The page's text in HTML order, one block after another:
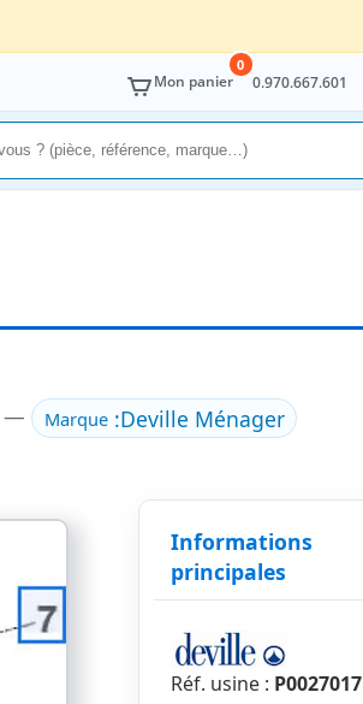
Mon panier
0
0.970.667.601
— Marque:Deville Ménager
Informations
principales
Réf. usine : P0027017